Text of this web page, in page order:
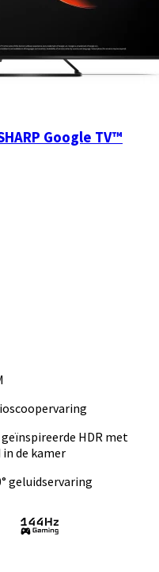
Google TV™
HDR met
de kamer
geluidservaring